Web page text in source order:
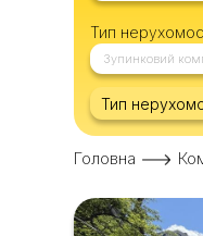
Тип
Зупинковий
Тип
Головна